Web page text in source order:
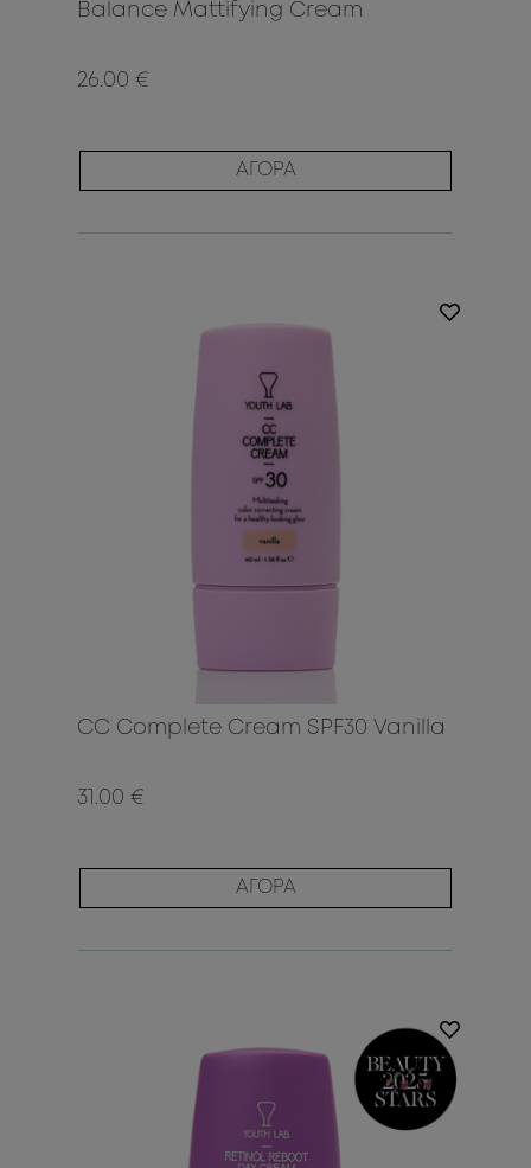
Balance Mattifying Cream
26.00 €
ΑΓΟΡΑ
CC Complete Cream SPF30 Vanilla
31.00 €
ΑΓΟΡΑ